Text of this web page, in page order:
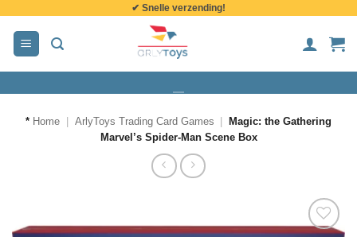
inhoud
✔ Snelle verzending!
* Home ArlyToys Trading Card Games
Magic: the Gathering
Marvel’s Spider-Man Scene Box